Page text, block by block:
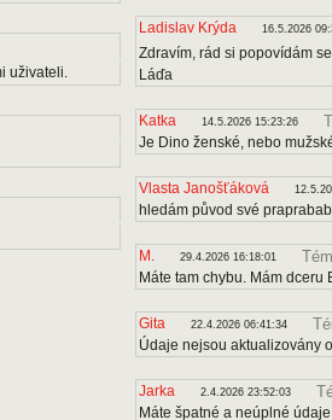
uživateli.
Ladislav Krýda 16.5.2026
Zdravím, rád si popovídám
Láďa
Katka 14.5.2026 15:23:26
Je Dino ženské, nebo
Vlasta Janošťáková
hledám původ své
M. 29.4.2026 16:18:01
Máte tam chybu. Mám
Gita 22.4.2026 06:41:34
Údaje nejsou aktualizovány
Jarka 2.4.2026 23:52:03
Máte špatné a neúplné